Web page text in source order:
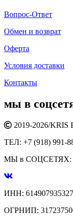
Вопрос-Ответ
Обмен и возврат
Оферта
Условия доставки
Контакты
мы в
2019-2026/KRIS
ТЕЛ: +7 (918) 991-
МЫ в СОЦСЕТЯХ:
ИНН: 614907935327
ОГРНИП: